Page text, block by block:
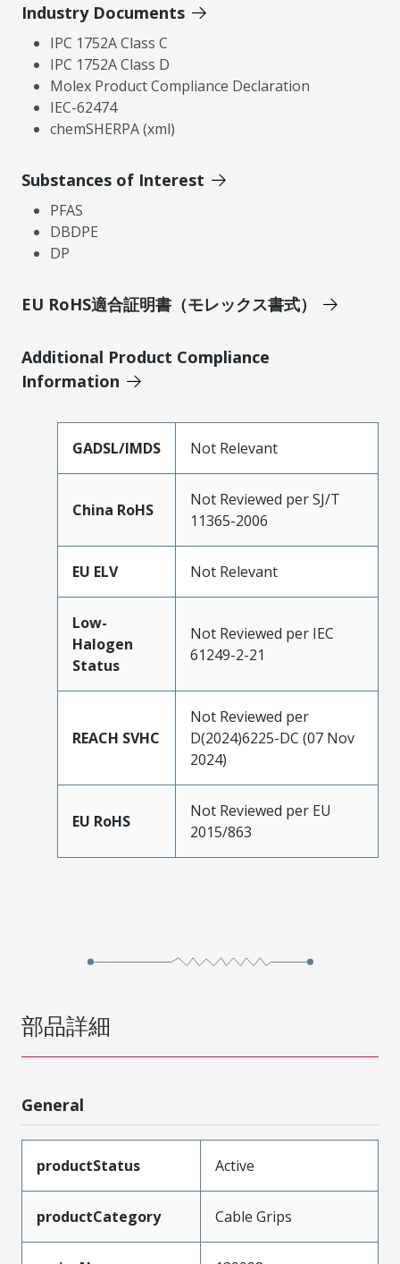
Industry Documents
IPC 1752A Class C
IPC 1752A Class D
Molex Product Compliance Declaration
IEC-62474
chemSHERPA (xml)
Substances of Interest
PFAS
DBDPE
DP
EU RoHS適合証明書（モレックス書式）
Additional Product Compliance
Information
GADSL/IMDS Not Relevant
China RoHS
Not Reviewed per SJ/T
11365-2006
EU ELV Not Relevant
Low-
Halogen
Status
Not Reviewed per IEC
61249-2-21
REACH SVHC
Not Reviewed per
D(2024)6225-DC (07 Nov
2024)
EU RoHS
Not Reviewed per EU
2015/863
部品詳細
General
productStatus Active
productCategory Cable Grips